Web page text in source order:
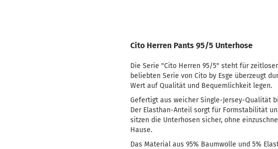
Cito Herren Pants 95/5 Unterhose
Die Serie "Cito Herren 95/5" steht für
beliebten Serie von Cito by Esge überzeugt
Wert auf Qualität und Bequemlichkeit legen.
Gefertigt aus weicher Single-Jersey-Qualität
Der Elasthan-Anteil sorgt für Formstabilität
sitzen die Unterhosen sicher, ohne
Hause.
Das Material aus 95% Baumwolle und 5%